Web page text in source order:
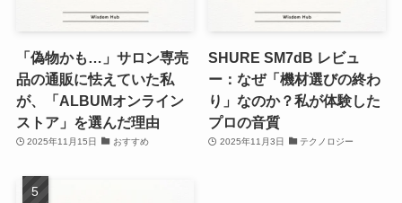
「偽物かも…」サロン専売
品の通販に怯えていた私
が、「ALBUMオンライン
ストア」を選んだ理由
2025年11月15日 おすすめ
SHURE SM7dB レビュ
ー：なぜ「機材選びの終わ
り」なのか？私が体験した
プロの音質
2025年11月3日 テクノロジー